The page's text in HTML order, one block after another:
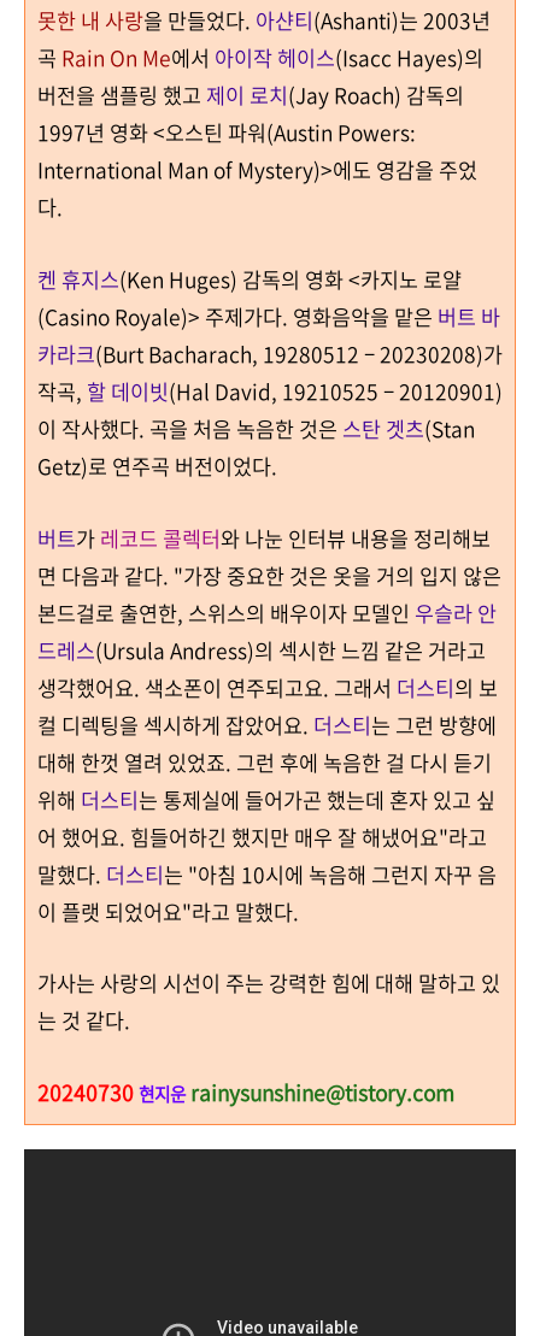
못한 내 사랑을 만들었다. 아샨티(Ashanti)는 2003년
곡 Rain On Me에서 아이작 헤이스(Isacc Hayes)의
버전을 샘플링 했고 제이 로치(Jay Roach) 감독의
1997년 영화 <오스틴 파워(Austin Powers:
International Man of Mystery)>에도 영감을 주었
다.
켄 휴지스(Ken Huges) 감독의 영화<카지노 로얄
(Casino Royale)> 주제가다. 영화음악을 맡은 버트 바
카라크(Burt Bacharach, 19280512 – 20230208)가
작곡, 할 데이빗(Hal David, 19210525 – 20120901)
이 작사했다. 곡을 처음 녹음한 것은 스탄 겟츠(Stan
Getz)로 연주곡 버전이었다.
버트가레코드 콜렉터와 나눈 인터뷰 내용을 정리해보
면 다음과 같다. "가장 중요한 것은 옷을 거의 입지 않은
본드걸로 출연한, 스위스의 배우이자 모델인 우슬라 안
드레스(Ursula Andress)의 섹시한 느낌 같은 거라고
생각했어요. 색소폰이 연주되고요. 그래서 더스티의 보
컬 디렉팅을 섹시하게 잡았어요. 더스티는 그런 방향에
대해 한껏 열려 있었죠. 그런 후에 녹음한 걸 다시 듣기
위해 더스티는 통제실에 들어가곤 했는데 혼자 있고 싶
어 했어요. 힘들어하긴 했지만 매우 잘 해냈어요"라고
말했다. 더스티는 "아침 10시에 녹음해 그런지 자꾸 음
이 플랫 되었어요"라고 말했다.
가사는 사랑의 시선이 주는 강력한 힘에 대해 말하고 있
는 것 같다.
20240730현지운 rainysunshine@tistory.com